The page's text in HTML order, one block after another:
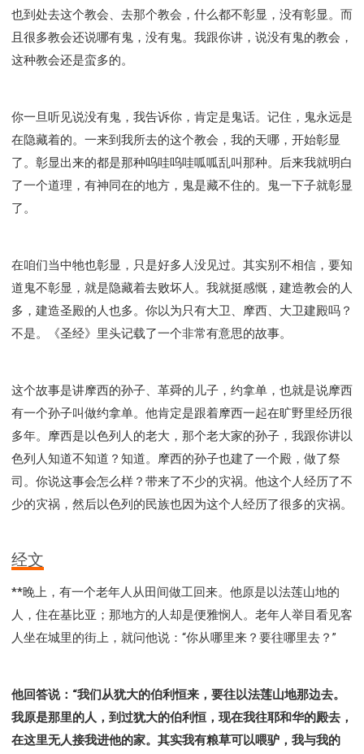
也到处去这个教会、去那个教会，什么都不彰显，没有彰显。而
且很多教会还说哪有鬼，没有鬼。我跟你讲，说没有鬼的教会，
这种教会还是蛮多的。
你一旦听见说没有鬼，我告诉你，肯定是鬼话。记住，鬼永远是
在隐藏着的。一来到我所去的这个教会，我的天哪，开始彰显
了。彰显出来的都是那种呜哇呜哇呱呱乱叫那种。后来我就明白
了一个道理，有神同在的地方，鬼是藏不住的。鬼一下子就彰显
了。
在咱们当中牠也彰显，只是好多人没见过。其实别不相信，要知
道鬼不彰显，就是隐藏着去败坏人。我就挺感慨，建造教会的人
多，建造圣殿的人也多。你以为只有大卫、摩西、大卫建殿吗？
不是。《圣经》里头记载了一个非常有意思的故事。
这个故事是讲摩西的孙子、革舜的儿子，约拿单，也就是说摩西
有一个孙子叫做约拿单。他肯定是跟着摩西一起在旷野里经历很
多年。摩西是以色列人的老大，那个老大家的孙子，我跟你讲以
色列人知道不知道？知道。摩西的孙子也建了一个殿，做了祭
司。你说这事会怎么样？带来了不少的灾祸。他这个人经历了不
少的灾祸，然后以色列的民族也因为这个人经历了很多的灾祸。
经文
**晚上，有一个老年人从田间做工回来。他原是以法莲山地的
人，住在基比亚；那地方的人却是便雅悯人。老年人举目看见客
人坐在城里的街上，就问他说：“你从哪里来？要往哪里去？”
他回答说：“我们从犹大的伯利恒来，要往以法莲山地那边去。
我原是那里的人，到过犹大的伯利恒，现在我往耶和华的殿去，
在这里无人接我进他的家。其实我有粮草可以喂驴，我与我的